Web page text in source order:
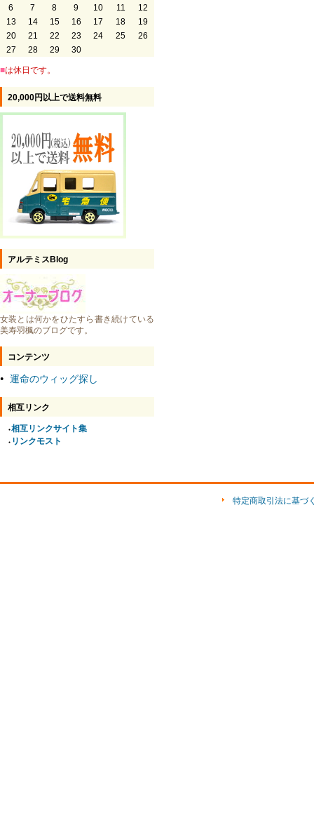
6
7 8 9 10 11
12
13
14 15 16 17 18
19
20
21 22 23 24 25
26
27
28 29 30
■は休日です。
20,000円以上で送料無料
アルテミスBlog
女装とは何かをひたすら書き続けている
美寿羽楓のブログです。
コンテンツ
● 運命のウィッグ探し
相互リンク
●相互リンクサイト集
● リンクモスト
特定商取引法に基づ